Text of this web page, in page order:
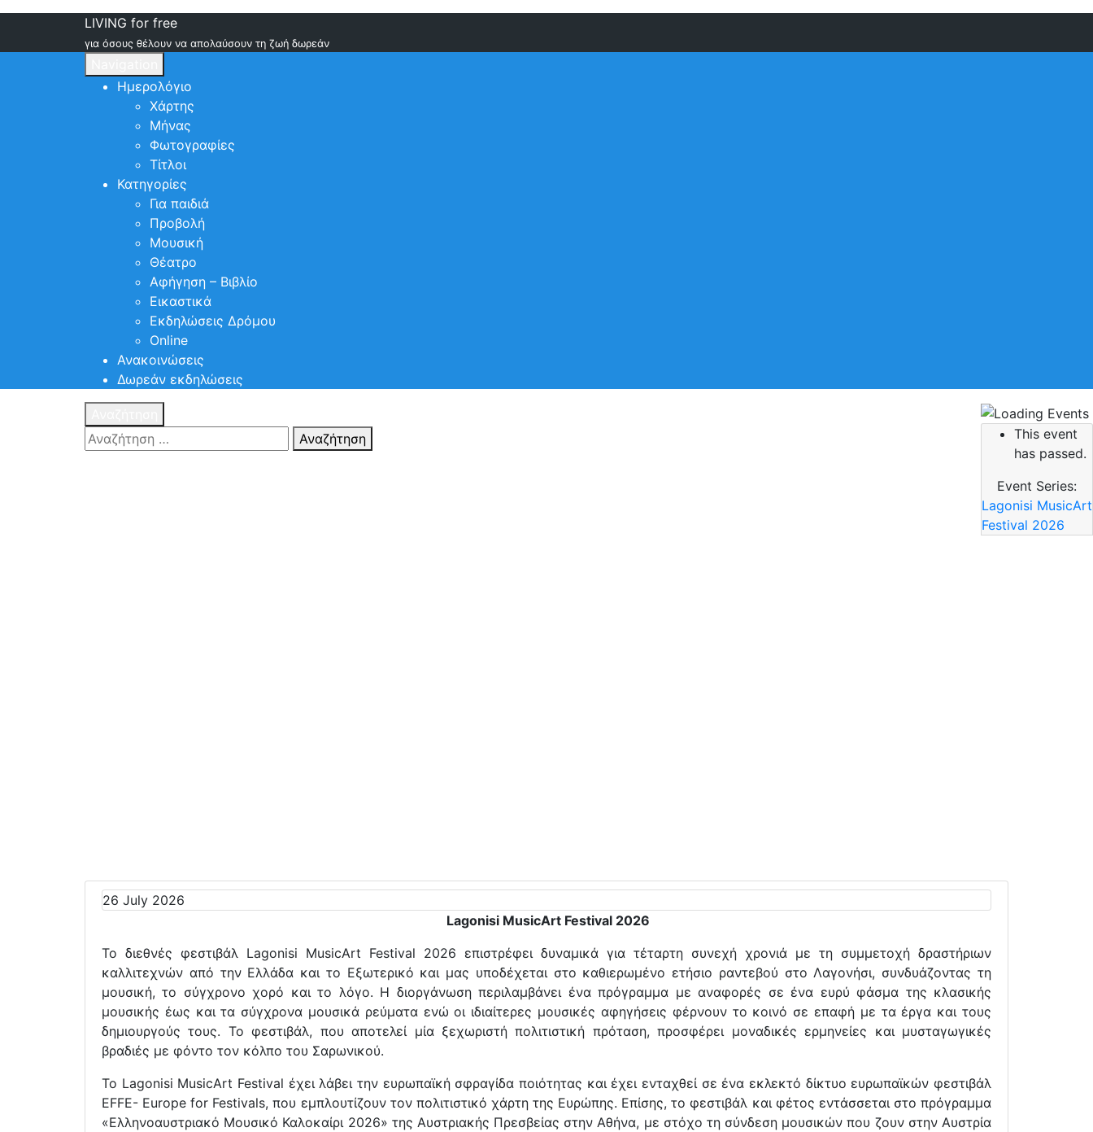
LIVING for free
για όσους θέλουν να απολαύσουν τη ζωή δωρεάν
Ημερολόγιο
Χάρτης
Μήνας
Φωτογραφίες
Τίτλοι
Κατηγορίες
Για παιδιά
Προβολή
Μουσική
Θέατρο
Αφήγηση – Βιβλίο
Εικαστικά
Εκδηλώσεις Δρόμου
Online
Ανακοινώσεις
Δωρεάν εκδηλώσεις
Αναζήτηση
This event
has passed.
Event Series:
Lagonisi MusicArt
Festival 2026
26 July 2026
Lagonisi MusicArt Festival 2026
To διεθνές φεστιβάλ Lagonisi MusicArt Festival 2026 επιστρέφει δυναμικά για τέταρτη συνεχή χρονιά με τη συμμετοχή δραστήριων
καλλιτεχνών από την Ελλάδα και το Εξωτερικό και μας υποδέχεται στο καθιερωμένο ετήσιο ραντεβού στο Λαγονήσι, συνδυάζοντας τη
μουσική, το σύγχρονο χορό και το λόγο. Η διοργάνωση περιλαμβάνει ένα πρόγραμμα με αναφορές σε ένα ευρύ φάσμα της κλασικής
μουσικής έως και τα σύγχρονα μουσικά ρεύματα ενώ οι ιδιαίτερες μουσικές αφηγήσεις φέρνουν το κοινό σε επαφή με τα έργα και τους
δημιουργούς τους. Το φεστιβάλ, που αποτελεί μία ξεχωριστή πολιτιστική πρόταση, προσφέρει μοναδικές ερμηνείες και μυσταγωγικές
βραδιές με φόντο τον κόλπο του Σαρωνικού.
Το Lagonisi MusicArt Festival έχει λάβει την ευρωπαϊκή σφραγίδα ποιότητας και έχει ενταχθεί σε ένα εκλεκτό δίκτυο ευρωπαϊκών φεστιβάλ
EFFE- Europe for Festivals, που εμπλουτίζουν τον πολιτιστικό χάρτη της Ευρώπης. Επίσης, το φεστιβάλ και φέτος εντάσσεται στο πρόγραμμα
«Ελληνοαυστριακό Μουσικό Καλοκαίρι 2026» της Αυστριακής Πρεσβείας στην Αθήνα, με στόχο τη σύνδεση μουσικών που ζουν στην Αυστρία